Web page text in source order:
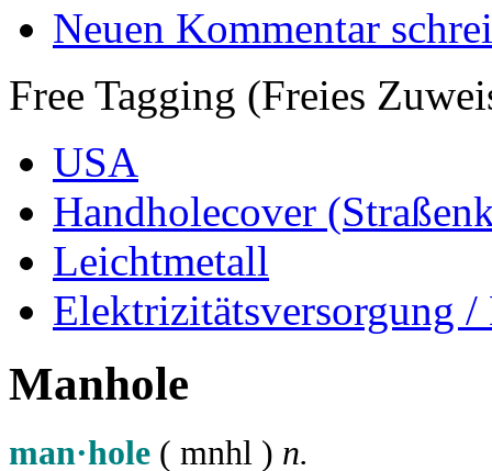
Neuen Kommentar
Free Tagging (Freies
USA
Handholecover
Leichtmetall
Elektrizitätsversorgung
Manhole
man·hole ( mnhl ) n.